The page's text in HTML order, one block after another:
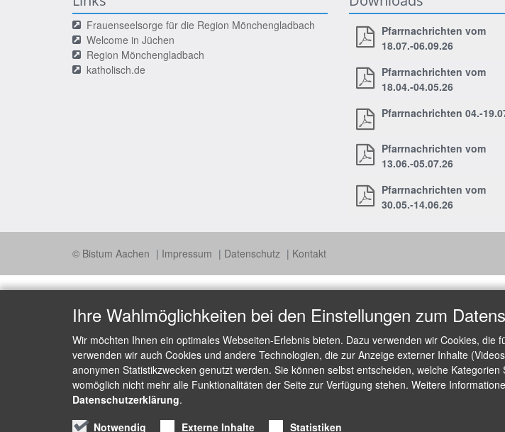
Frauenseelsorge für die Region Mönchengladbach
Welcome in Jüchen
Region Mönchengladbach
katholisch.de
Pfarrnachrichten vom
18.07.-06.09.26
Pfarrnachrichten vom
18.04.-04.05.26
Pfarrnachrichten 04.-
Pfarrnachrichten vom
13.06.-05.07.26
Pfarrnachrichten vom
30.05.-14.06.26
© Bistum Aachen Impressum Datenschutz Kontakt
Ihre Wahlmöglichkeiten bei den Einstellungen zum
Wir möchten Ihnen ein optimales Webseiten-Erlebnis bieten. Dazu verwenden wir Cookies,
verwenden wir auch Cookies und andere Technologien, die zur Anzeige externer Inhalte
anonymen Statistikzwecken genutzt werden. Sie können selbst entscheiden, welche
womöglich nicht mehr alle Funktionalitäten der Seite zur Verfügung stehen. Weitere
Datenschutzerklärung.
Notwendig
Externe Inhalte Statistiken